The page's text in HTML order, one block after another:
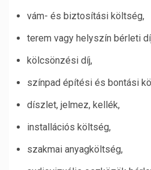
vám- és biztosítási költség,
terem vagy helyszín bérleti
kölcsönzési díj,
színpad építési és bontási
díszlet, jelmez, kellék,
installációs költség,
szakmai anyagköltség,